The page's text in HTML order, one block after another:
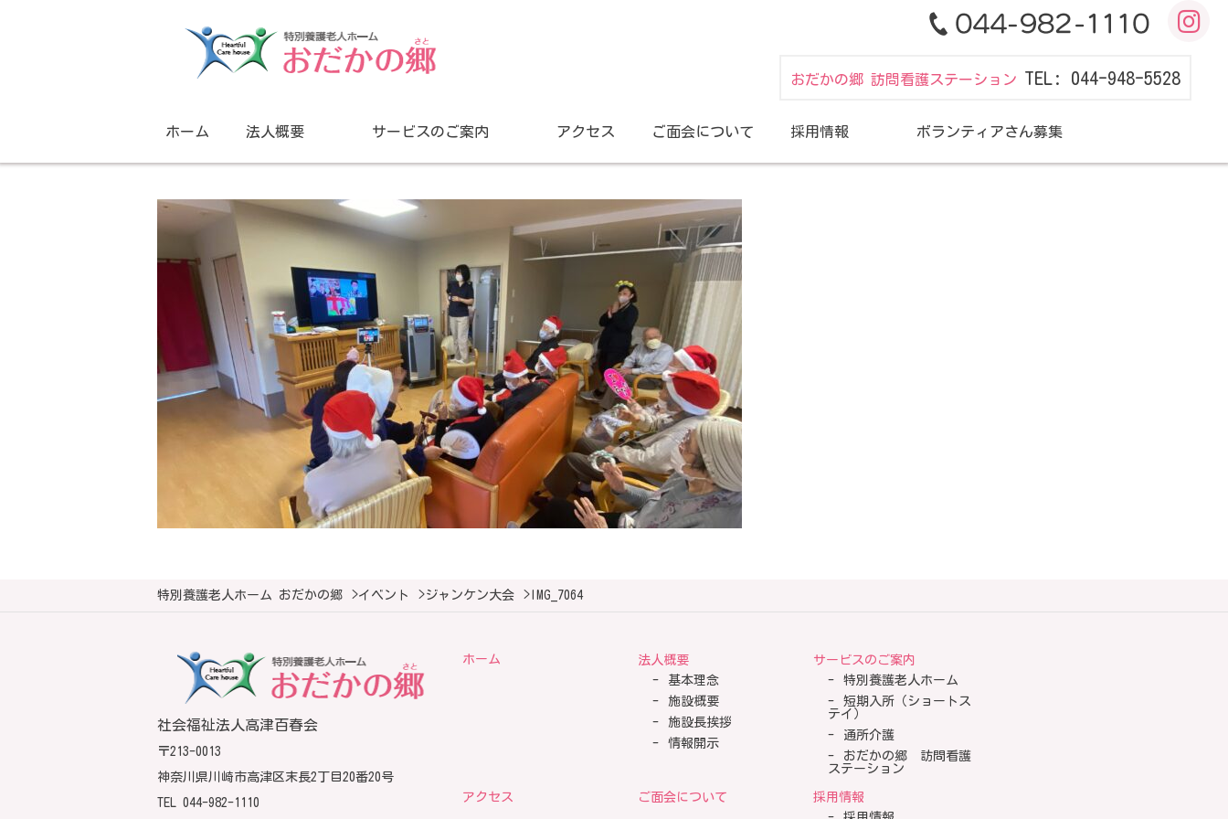
おだかの郷 訪問看護ステーション TEL: 044-948-5528
ホーム 法人概要 サービスのご案内 アクセス ご面会について 採用情報 ボランティアさん募集
特別養護老人ホーム おだかの郷 >イベント >ジャンケン大会 > IMG_7064
社会福祉法人高津百春会
〒213-0013
神奈川県川崎市高津区末長2丁目20番20号
TEL 044-982-1110
ホーム
法人概要
基本理念
施設概要
施設長挨拶
情報開示
サービスのご案内
特別養護老人ホーム
短期入所（ショートス
テイ）
通所介護
おだかの郷 訪問看護
ステーション
アクセス ご面会について
採用情報